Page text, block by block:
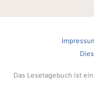
Das Lesetagebuch ist